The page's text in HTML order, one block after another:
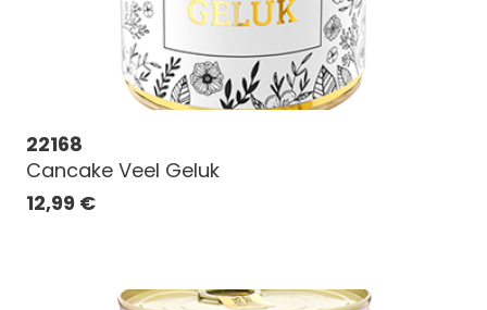
22168
Cancake Veel Geluk
12,99 €